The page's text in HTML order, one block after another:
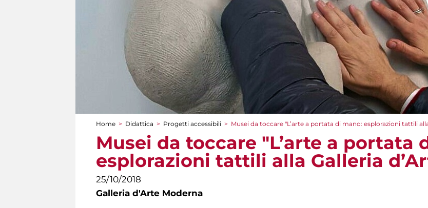
Tu sei qui
Home > Didattica > Progetti accessibili > Musei da toccare "L’arte a portata di mano: esplorazioni tattili
Musei da toccare "L’arte a portata
esplorazioni tattili alla Galleria
25/10/2018
Galleria d'Arte Moderna